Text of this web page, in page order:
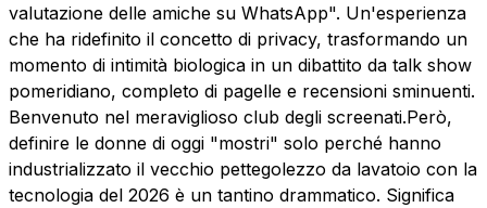
valutazione delle amiche su WhatsApp". Un'esperienza
che ha ridefinito il concetto di privacy, trasformando un
momento di intimità biologica in un dibattito da talk show
pomeridiano, completo di pagelle e recensioni sminuenti.
Benvenuto nel meraviglioso club degli screenati. ​Però,
definire le donne di oggi "mostri" solo perché hanno
industrializzato il vecchio pettegolezzo da lavatoio con la
tecnologia del 2026 è un tantino drammatico. Significa